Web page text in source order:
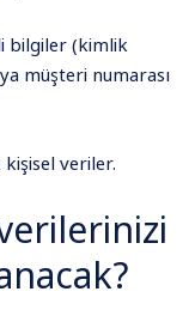
bilgiler (kimlik
müşteri numarası
veriler.